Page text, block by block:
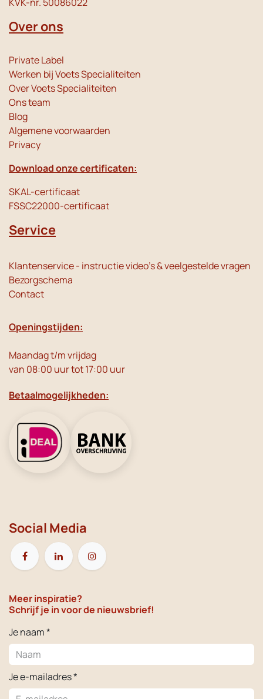
Over ons
Private Label
Werken bij Voets Specialiteiten
Over Voets Specialiteiten
Ons team
Blog
Algemene voorwaarden
Privacy
Download onze certificaten:
SKAL-certificaat
FSSC22000-certificaat
Service
Klantenservice - instructie video's & veelgestelde vragen
Bezorgschema
Contact
Openingstijden:
Maandag t/m vrijdag
van 08:00 uur tot 17:00 uur
Betaalmogelijkheden:
Social Media
Meer inspiratie?
Schrijf je in voor de nieuwsbrief!
Je naam *
Je e-mailadres *